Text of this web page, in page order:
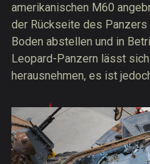
amerikanischen M60
der Rückseite des Panzers
Boden abstellen und in
Leopard-Panzern lässt
herausnehmen, es ist